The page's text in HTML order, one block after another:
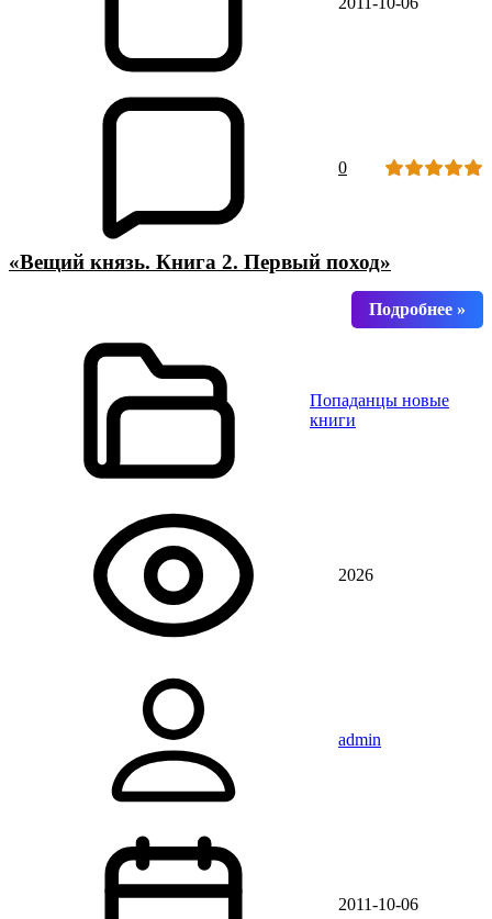
0
«Вещий князь. Книга 2. Первый поход»
Попаданцы новые
книги
2026
admin
2011-10-06